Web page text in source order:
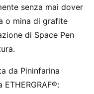
senza mai dover
o mina di grafite
di Space Pen
da Pininfarina